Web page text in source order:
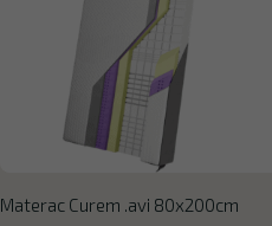
Materac Curem .avi 80x200cm